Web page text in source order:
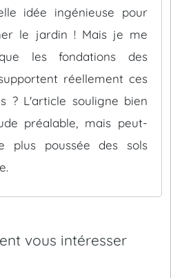
idée ingénieuse pour
le jardin ! Mais je me
les fondations des
réellement ces
? L'article souligne bien
préalable, mais peut-
plus poussée des sols
vous intéresser